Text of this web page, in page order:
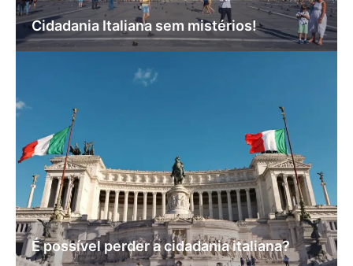
Cidadania Italiana sem mistérios!
É possível perder a cidadania italiana?